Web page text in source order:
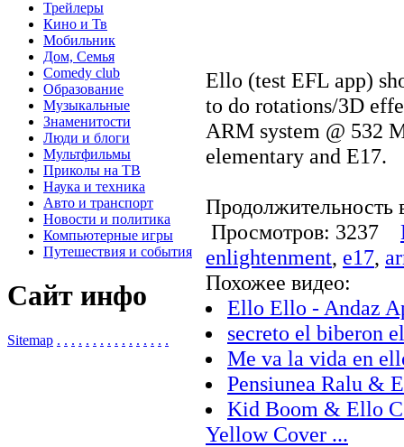
Трейлеры
Кино и Тв
Мобильник
Дом, Семья
Comedy club
Образование
Музыкальные
Знаменитости
Люди и блоги
Мультфильмы
Приколы на ТВ
Наука и техника
Авто и транспорт
Новости и политика
Компьютерные игры
Путешествия и события
Сайт инфо
Sitemap . . . . . . . . . . . . . . . .
Ello (test EFL app)
to do rotations/3D
ARM system @ 532
elementary and E17.
Продолжительность
Просмотров: 3237
enlightenment, e17,
Похожее видео:
Ello Ello - Andaz
secreto el biberon
Me va la vida en
Pensiunea Ralu &
Kid Boom & Ello
Yellow Cover ...